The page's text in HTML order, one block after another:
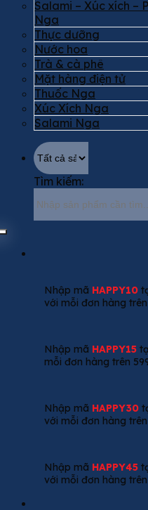
Salami – Xúc xích –
Nga
Thực dưỡng
Nước hoa
Trà & cà phê
Mặt hàng điện tử
Thuốc Nga
Xúc Xích Nga
Salami Nga
Tìm kiếm:
Nhập mã HAPPY10
với mỗi đơn hàng
Nhập mã HAPPY15
mỗi đơn hàng trên
Nhập mã HAPPY30
với mỗi đơn hàng
Nhập mã HAPPY45
với mỗi đơn hàng